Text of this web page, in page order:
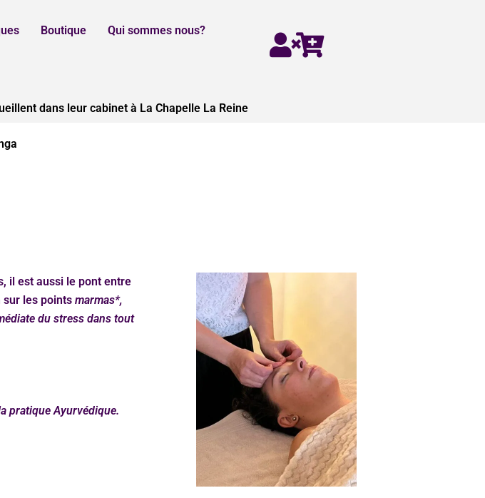
Boutique Qui sommes nous?
dans leur cabinet à La Chapelle La Reine
il est aussi le pont entre
sur les points marmas*,
du stress dans tout
pratique Ayurvédique.